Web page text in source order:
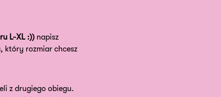
L-XL :)) napisz
który rozmiar chcesz
z drugiego obiegu.